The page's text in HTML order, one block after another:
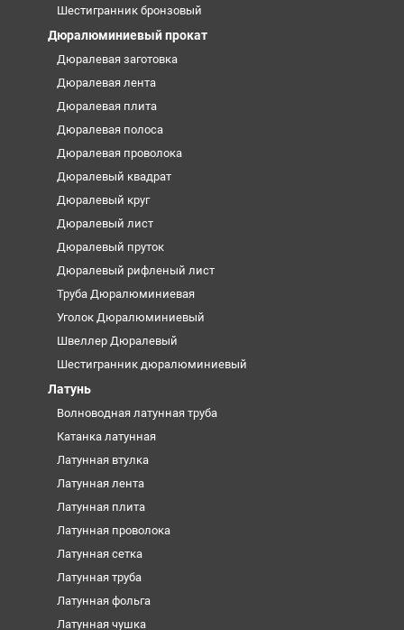
Шестигранник бронзовый
Дюралюминиевый прокат
Дюралевая заготовка
Дюралевая лента
Дюралевая плита
Дюралевая полоса
Дюралевая проволока
Дюралевый квадрат
Дюралевый круг
Дюралевый лист
Дюралевый пруток
Дюралевый рифленый лист
Труба Дюралюминиевая
Уголок Дюралюминиевый
Швеллер Дюралевый
Шестигранник дюралюминиевый
Латунь
Волноводная латунная труба
Катанка латунная
Латунная втулка
Латунная лента
Латунная плита
Латунная проволока
Латунная сетка
Латунная труба
Латунная фольга
Латунная чушка